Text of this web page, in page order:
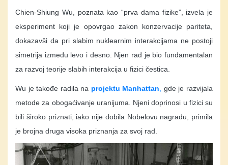
Chien-Shiung Wu, poznata kao “prva dama fizike”, izvela je
eksperiment koji je opovrgao zakon konzervacije pariteta,
dokazavši da pri slabim nuklearnim interakcijama ne postoji
simetrija između levo i desno. Njen rad je bio fundamentalan
za razvoj teorije slabih interakcija u fizici čestica.
Wu je takođe radila na projektu Manhattan
gde je razvijala
metode za obogaćivanje uranijuma. Njeni doprinosi u fizici su
bili široko priznati, iako nije dobila Nobelovu nagradu, primila
je brojna druga visoka priznanja za svoj rad.